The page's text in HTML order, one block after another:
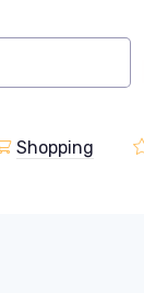
Shopping